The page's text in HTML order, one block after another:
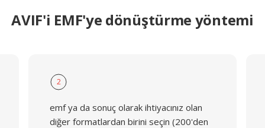
AVIF'i EMF'ye dönüştürme yöntemi
2
emf ya da sonuç olarak ihtiyacınız olan
diğer formatlardan birini seçin (200'den